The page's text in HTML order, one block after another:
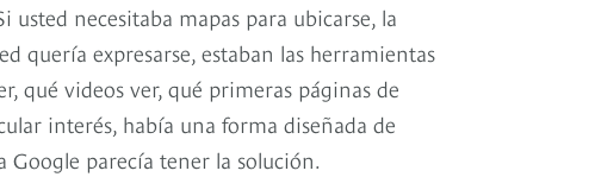
usted necesitaba mapas para ubicarse, la
quería expresarse, estaban las herramientas
qué videos ver, qué primeras páginas de
interés, había una forma diseñada de
parecía tener la solución.